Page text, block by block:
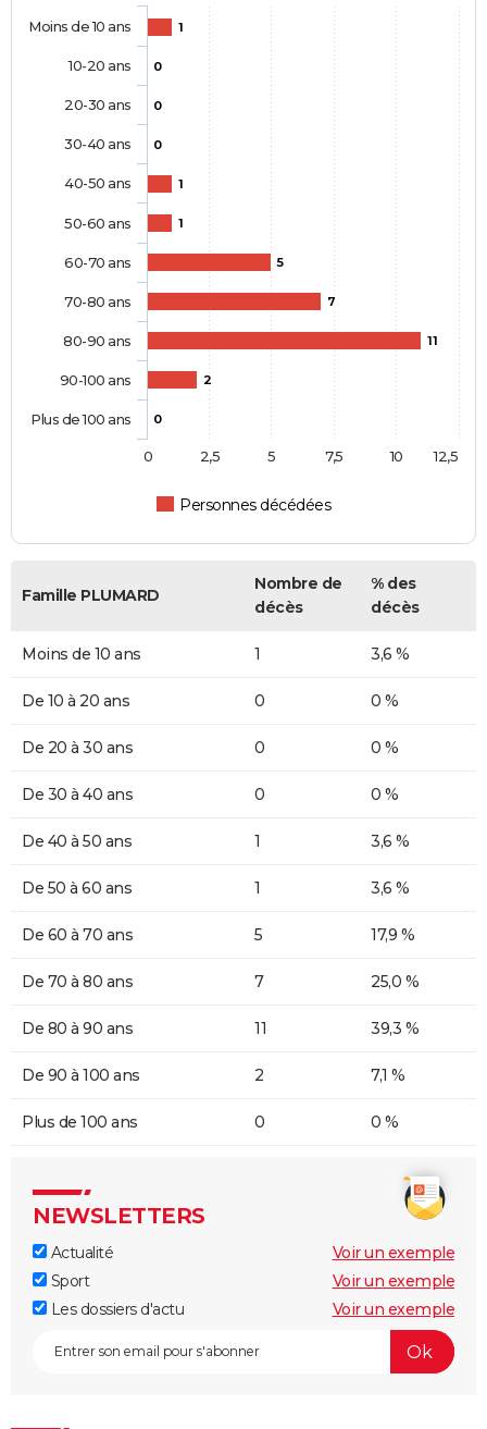
1
0
0
0
1
1
5
7
11
2
0
Personnes décédées
Moins de 10 ans
10-20 ans
20-30 ans
30-40 ans
40-50 ans
50-60 ans
60-70 ans
70-80 ans
80-90 ans
90-100 ans
Plus de 100 ans
0 10
2,5 5 7,5 12,5
Famille PLUMARD
Nombre de
décès
% des
décès
Moins de 10 ans 1 3,6 %
De 10 à 20 ans 0 0 %
De 20 à 30 ans 0 0 %
De 30 à 40 ans 0 0 %
De 40 à 50 ans 1 3,6 %
De 50 à 60 ans 1 3,6 %
De 60 à 70 ans 5 17,9 %
De 70 à 80 ans 7 25,0 %
De 80 à 90 ans 11 39,3 %
De 90 à 100 ans 2 7,1 %
Plus de 100 ans 0 0 %
NEWSLETTERS
Actualité
Voir un exemple
Sport
Voir un exemple
Les dossiers d'actu
Voir un exemple